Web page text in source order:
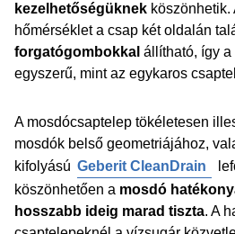
kezelhetőségüknek köszönhetik.
hőmérséklet a csap két oldalán
forgatógombokkal állítható, így
egyszerű, mint az egykaros
A mosdócsaptelep tökéletesen
mosdók belső geometriájához,
kifolyású Geberit CleanDrain
köszönhetően a mosdó
hosszabb ideig marad tiszta. A